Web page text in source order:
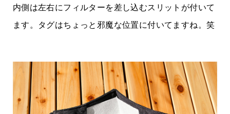
内側は左右にフィルターを差し込むスリットが付いて
ます。タグはちょっと邪魔な位置に付いてますね。笑